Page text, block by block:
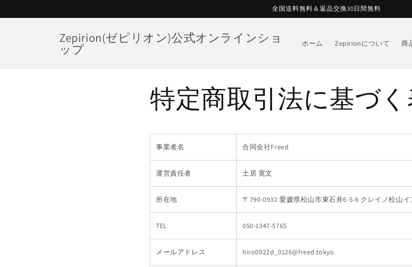
進む
全国送料無料＆返品交換30日間無料
Zepirion(ゼピリオン)公式オンラインショ
ップ ホーム Zepirionについて 商
特定商取引法に基づ
事業者名 合同会社Freed
運営責任者 土居 寛文
所在地 〒790-0932 愛媛県松山市東石井6-5-6 クレイノ松山イ
TEL 050-1347-5765
メールアドレス hiro0922d_0126@freed.tokyo